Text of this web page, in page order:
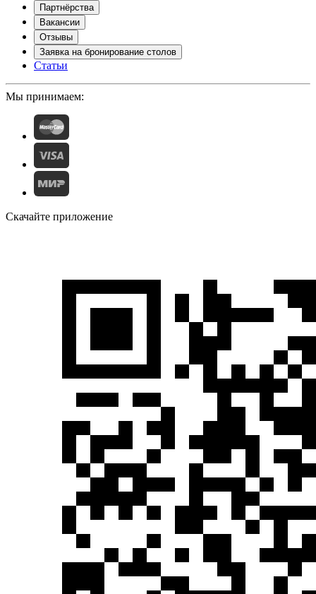
Партнёрства
Вакансии
Отзывы
Заявка на бронирование столов
Статьи
Мы принимаем:
Скачайте приложение